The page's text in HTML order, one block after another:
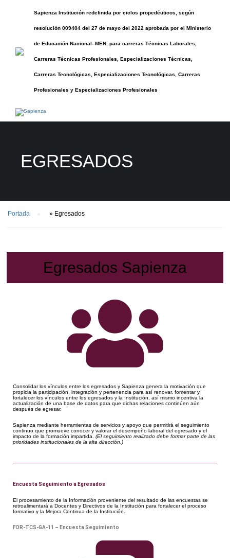
Sapienza Institución redefinida por ciclos propedéuticos, según
resolución 009404 del 27 de mayo del 2022 aprobada por el Ministerio
de Educación Nacional- MEN, para carreras Técnicas Laborales,
Carreras Técnicas Profesionales, Especializaciones Técnicas,
Carreras Tecnológicas, Especializaciones Tecnológicas, Carreras
Profesionales y Especializaciones Profesionales
EGRESADOS
Portada » Egresados
Egresados Sapienza
Consolidar los vínculos entre los egresados y Sapienza genera la motivación que
propicia la participación, integración y pertenencia para así renovar, fomentar y
fortalecer los vínculos entre los egresados y la Institución, así mismo incentiva la
actualización de una base de datos para que dichas relaciones continúen aún
después de egresar.
Sapienza mediante herramientas de servicios y apoyo que permitirá el seguimiento
continuo que promueve conocer y valorar el desempeño laboral del egresado y el
impacto de la formación impartida. (El seguimiento realizado debe formar parte de las
prioridades institucionales de la alta dirección.)
Encuesta Seguimiento a Egresados
El procesamiento de la Información proveniente del resultado de las encuestas se
retroalimentará a Docentes y Directivos de la Institución para fortalecer el proceso
formativo y la Mejora Continua de la Institución.
FOR-TCS-GA-11 – Encuesta Seguimiento